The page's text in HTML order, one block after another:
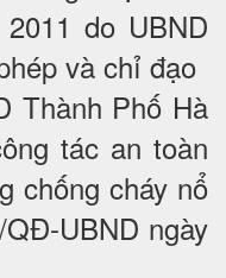
do UBND
và chỉ đạo
Thành Phố Hà
tác an toàn
chống cháy nổ
UBND ngày